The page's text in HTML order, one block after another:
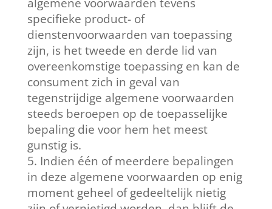
specifieke product- of
dienstenvoorwaarden van toepassing
zijn, is het tweede en derde lid van
overeenkomstige toepassing en kan de
consument zich in geval van
tegenstrijdige algemene voorwaarden
steeds beroepen op de toepasselijke
bepaling die voor hem het meest
gunstig is.
Indien één of meerdere bepalingen
in deze algemene voorwaarden op enig
moment geheel of gedeeltelijk nietig